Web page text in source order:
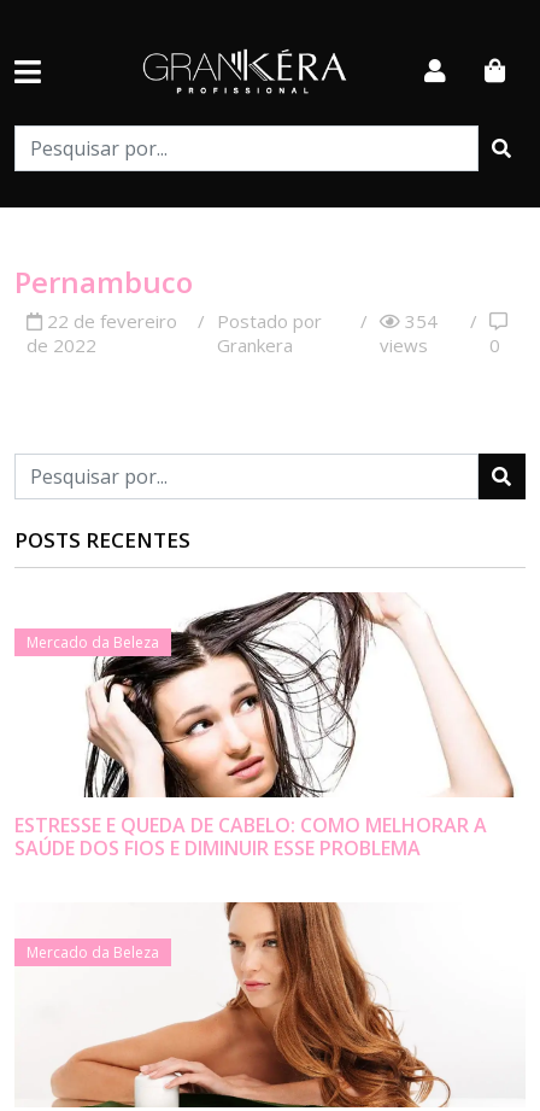
Pernambuco
22 de fevereiro
de 2022
/
Postado por
Grankera
/
354
views
/
0
POSTS RECENTES
Mercado da Beleza
ESTRESSE E QUEDA DE CABELO: COMO MELHORAR A
SAÚDE DOS FIOS E DIMINUIR ESSE PROBLEMA
Mercado da Beleza